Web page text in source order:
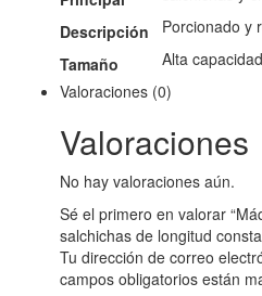
Descripción
Porcionado y
Tamaño
Alta capacidad
Valoraciones (0)
Valoraciones
No hay valoraciones aún.
Sé el primero en valorar
salchichas de longitud
Tu dirección de correo
campos obligatorios están